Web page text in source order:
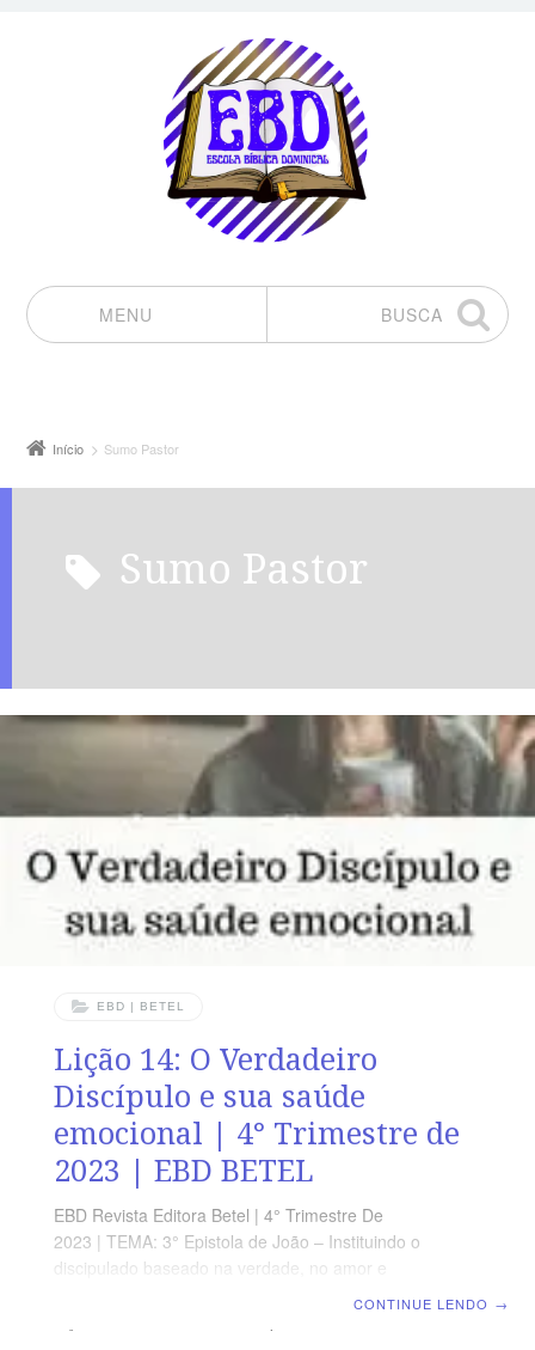
MENU
BUSCA
Início Sumo Pastor
Sumo Pastor
EBD | BETEL
Lição 14: O Verdadeiro
Discípulo e sua saúde
emocional | 4° Trimestre de
2023 | EBD BETEL
EBD Revista Editora Betel | 4° Trimestre De
2023 | TEMA: 3° Epistola de João – Instituindo o
discipulado baseado na verdade, no amor e
CONTINUE LENDO →